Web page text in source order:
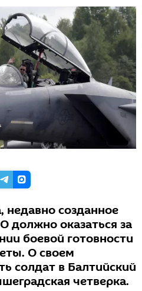
недавно созданное
должно оказаться за
боевой готовности
О своем
солдат в Балтийский
четверка.